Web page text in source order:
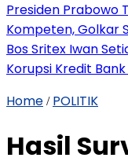
Presiden Prabowo
Kompeten, Golkar
Bos Sritex Iwan
Korupsi Kredit
Home / POLITIK
Hasil